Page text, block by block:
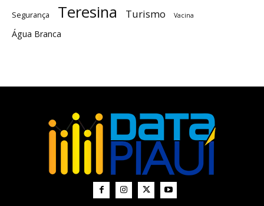
Segurança Teresina Turismo Vacina
Água Branca